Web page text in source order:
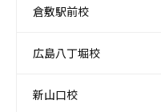
倉敷駅前校
広島八丁堀校
新山口校